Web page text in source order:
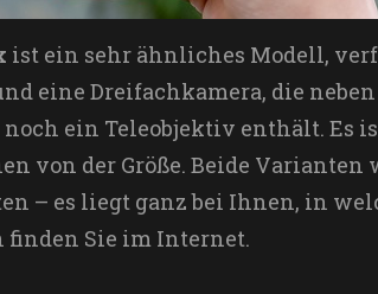
ist ein sehr ähnliches Modell,
eine Dreifachkamera, die
ein Teleobjektiv enthält. Es
von der Größe. Beide
– es liegt ganz bei Ihnen, in
Sie im Internet.